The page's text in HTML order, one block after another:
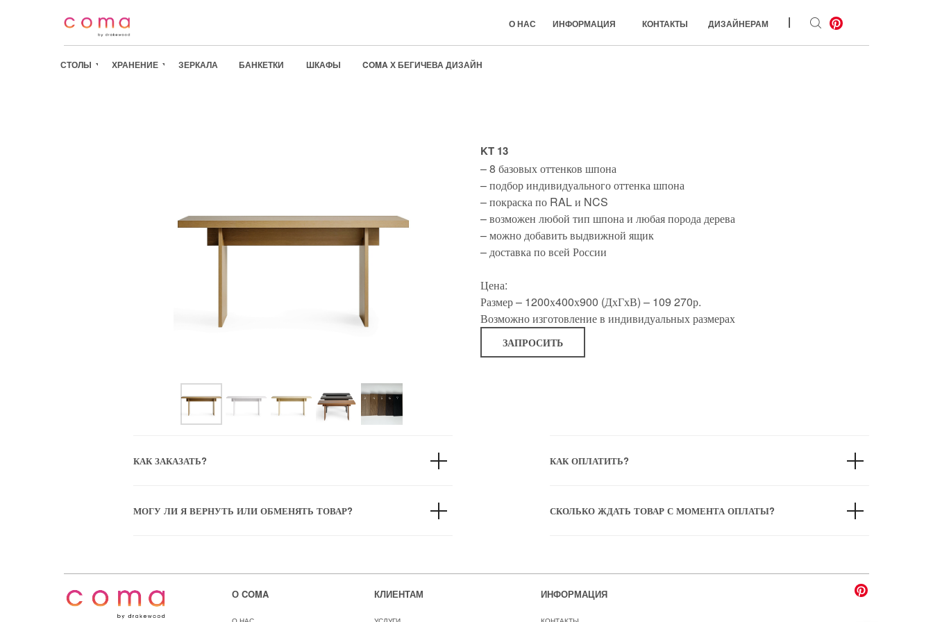
СТОЛЫ ХРАНЕНИЕ ЗЕРКАЛА БАНКЕТКИ ШКАФЫ COMA Х БЕГИЧЕВА ДИЗАЙН
ДИЗАЙНЕРАМ
КОНТАКТЫ
ИНФОРМАЦИЯ
О НАС
СТОЛЫ ХРАНЕНИЕ/ ЗЕРКАЛА/ БАНКЕТКИ/ ШКАФЫ COMA Х BEGICHEVA DESIGN
KT 13
– 8 базовых оттенков шпона
– подбор индивидуального оттенка шпона
– покраска по RAL и NCS
– возможен любой тип шпона и любая порода дерева
– можно добавить выдвижной ящик
– доставка по всей России
Цена:
Размер – 1200х400х900 (ДхГхВ) – 109 270р.
Возможно изготовление в индивидуальных размерах
ЗАПРОСИТЬ
КАК ЗАКАЗАТЬ? КАК ОПЛАТИТЬ?
МОГУ ЛИ Я ВЕРНУТЬ ИЛИ ОБМЕНЯТЬ ТОВАР? СКОЛЬКО ЖДАТЬ ТОВАР С МОМЕНТА ОПЛАТЫ?
О COMA КЛИЕНТАМ ИНФОРМАЦИЯ